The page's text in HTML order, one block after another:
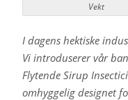
Vekt
I dagens hektiske
Vi introduserer vår
Flytende Sirup
omhyggelig designet